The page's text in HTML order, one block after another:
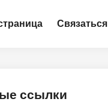
Связаться
ссылки